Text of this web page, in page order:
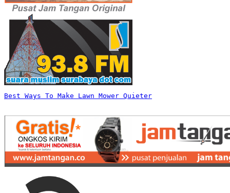
Best Ways To Make Lawn Mower Quieter